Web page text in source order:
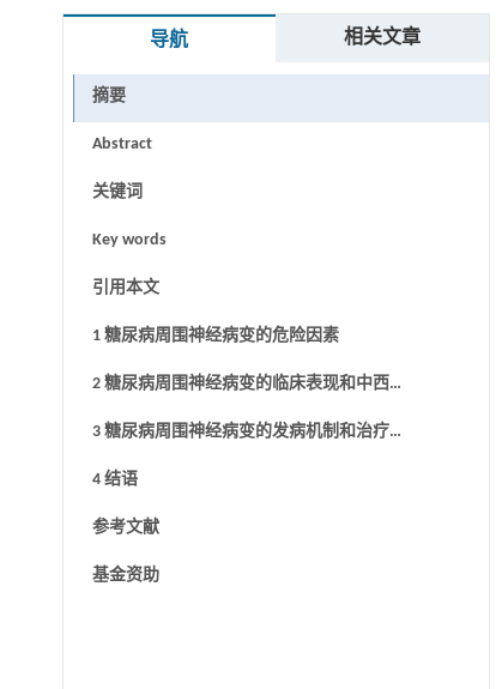
导航 相关文章
摘要
Abstract
关键词
Key words
引用本文
1 糖尿病周围神经病变的危险因素
2 糖尿病周围神经病变的临床表现和中西
医诊断
3 糖尿病周围神经病变的发病机制和治疗
方法
4 结语
参考文献
基金资助